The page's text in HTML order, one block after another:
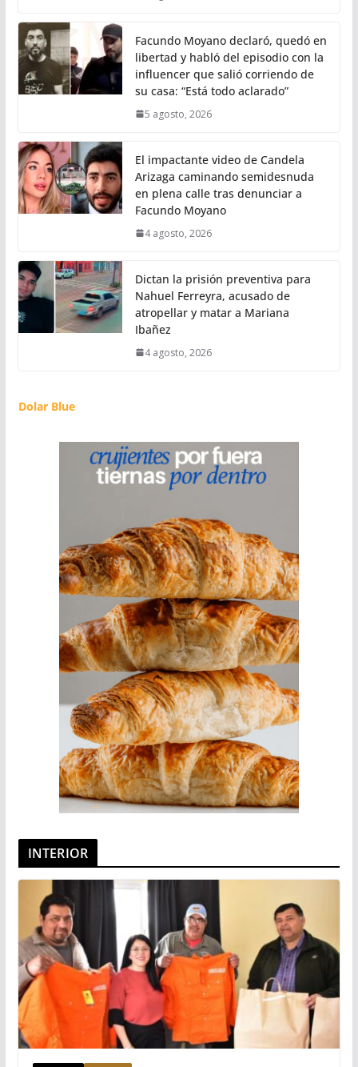
Facundo Moyano declaró, quedó en
libertad y habló del episodio con la
influencer que salió corriendo de
su casa: “Está todo aclarado”
5 agosto, 2026
El impactante video de Candela
Arizaga caminando semidesnuda
en plena calle tras denunciar a
Facundo Moyano
4 agosto, 2026
Dictan la prisión preventiva para
Nahuel Ferreyra, acusado de
atropellar y matar a Mariana
Ibañez
4 agosto, 2026
Dolar Blue
INTERIOR